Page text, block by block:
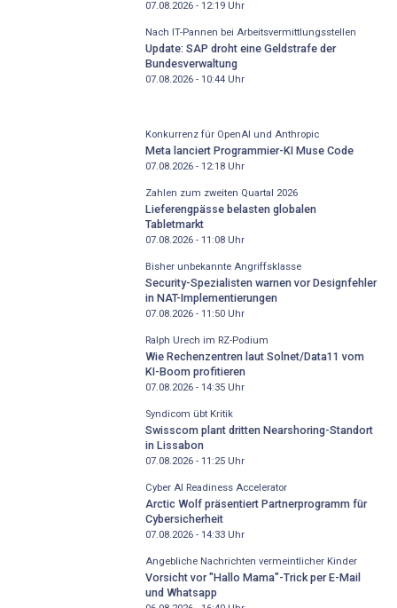
07.08.2026 - 12:19Uhr
Nach IT-Pannen bei Arbeitsvermittlungsstellen
Update: SAP droht eine Geldstrafe der
Bundesverwaltung
07.08.2026 - 10:44Uhr
Konkurrenz für OpenAI und Anthropic
Meta lanciert Programmier-KI Muse Code
07.08.2026 - 12:18Uhr
Zahlen zum zweiten Quartal 2026
Lieferengpässe belasten globalen
Tabletmarkt
07.08.2026 - 11:08Uhr
Bisher unbekannte Angriffsklasse
Security-Spezialisten warnen vor Designfehler
in NAT-Implementierungen
07.08.2026 - 11:50Uhr
Ralph Urech im RZ-Podium
Wie Rechenzentren laut Solnet/Data11 vom
KI-Boom profitieren
07.08.2026 - 14:35Uhr
Syndicom übt Kritik
Swisscom plant dritten Nearshoring-Standort
in Lissabon
07.08.2026 - 11:25Uhr
Cyber AI Readiness Accelerator
Arctic Wolf präsentiert Partnerprogramm für
Cybersicherheit
07.08.2026 - 14:33Uhr
Angebliche Nachrichten vermeintlicher Kinder
Vorsicht vor "Hallo Mama"-Trick per E-Mail
und Whatsapp